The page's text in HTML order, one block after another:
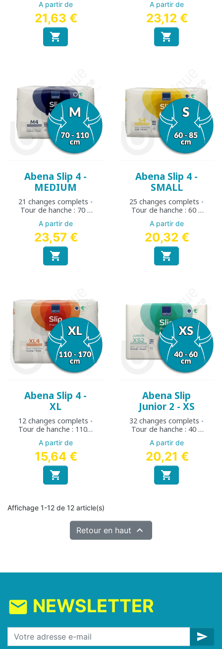
A partir de
21,63 €

A partir de
23,12 €

Abena Slip 4 -
MEDIUM
21 changes complets -
Tour de hanche : 70 à
110 cm
A partir de
23,57 €

Abena Slip 4 -
SMALL
25 changes complets -
Tour de hanche : 60 à
85 cm
A partir de
20,32 €

Abena Slip 4 -
XL
12 changes complets -
Tour de hanche : 110 à
170 cm
A partir de
15,64 €

Abena Slip
Junior 2 - XS
32 changes complets -
Tour de hanche : 40 à
60 cm
A partir de
20,21 €

Affichage 1-12 de 12 article(s)
Retour en haut 
mail NEWSLETTER
send